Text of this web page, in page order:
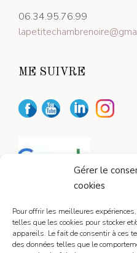
Gérer le
cookies
Pour offrir les meilleures
telles que les cookies pour stocker
appareils. Le fait de consentir à ces
des données telles que le
06.34.95.76.99
ME SUIVRE
CONTACT